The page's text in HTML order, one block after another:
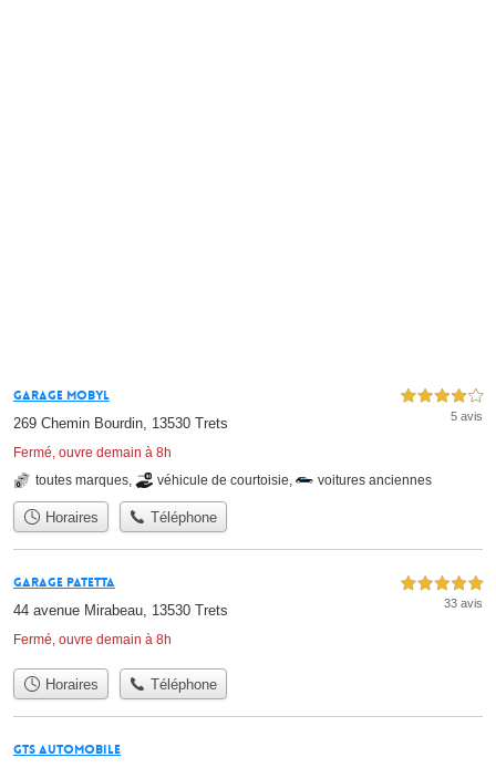
Garage Mobyl
269 Chemin Bourdin, 13530 Trets
Fermé, ouvre demain à 8h
4,0 étoiles sur 5
5 avis
toutes marques véhicule de courtoisie voitures anciennes
Horaires Téléphone
Garage Patetta
44 avenue Mirabeau, 13530 Trets
Fermé, ouvre demain à 8h
5,0 étoiles sur 5
33 avis
Horaires Téléphone
GTS Automobile